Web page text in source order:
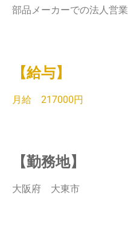
部品メーカーでの法人営業
【給与】
月給 217000円
【勤務地】
大阪府 大東市